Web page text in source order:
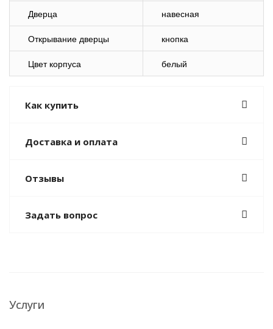
Дверца навесная
Открывание дверцы кнопка
Цвет корпуса белый
Как купить
Доставка и оплата
Отзывы
Задать вопрос
Услуги